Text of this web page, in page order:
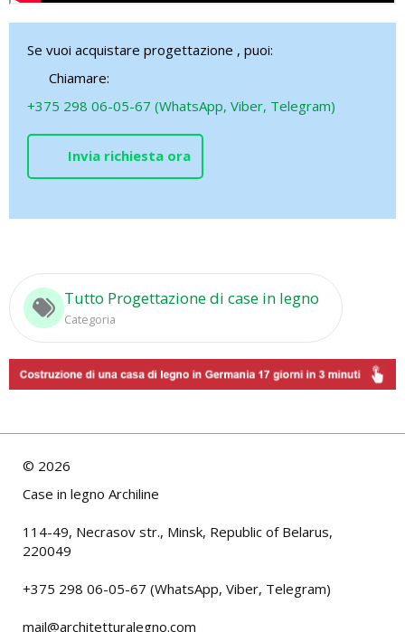
Se vuoi acquistare progettazione , puoi:
Chiamare:
+375 298 06-05-67 (WhatsApp, Viber, Telegram)
Invia richiesta ora
Tutto Progettazione di case in legno
Categoria
© 2026
Case in legno Archiline
114-49, Necrasov str., Minsk, Republic of Belarus,
220049
+375 298 06-05-67 (WhatsApp, Viber, Telegram)
mail@architetturalegno.com